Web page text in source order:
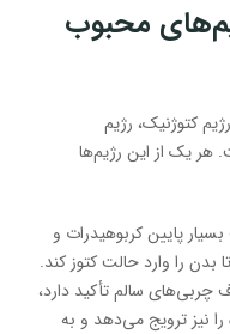
محبوب
کتوژنیک، رژیم
هر یک از این رژیم‌ها
پایین کربوهیدرات و
بدن را وارد حالت کتوز کند.
چربی‌های سالم تأکید دارد،
نیز ترویج می‌دهد و به